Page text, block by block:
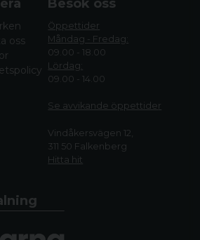
oss
Besök oss
Öppettider
Måndag - Fredag:
09.00 - 18.00
Lördag:
09.00 - 14.00
Se avvikande öppettider
Vindåkersvägen 12,
311 50 Falkenberg
Hitta hit